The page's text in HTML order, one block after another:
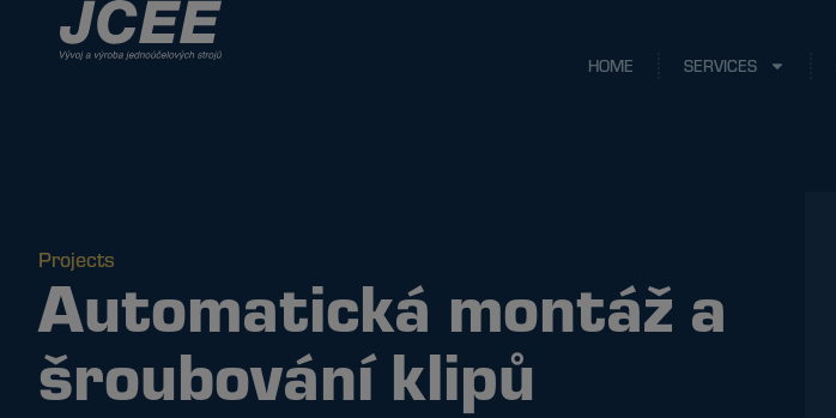
HOME SERVICES
Projects
Automatická montáž a
šroubování klipů